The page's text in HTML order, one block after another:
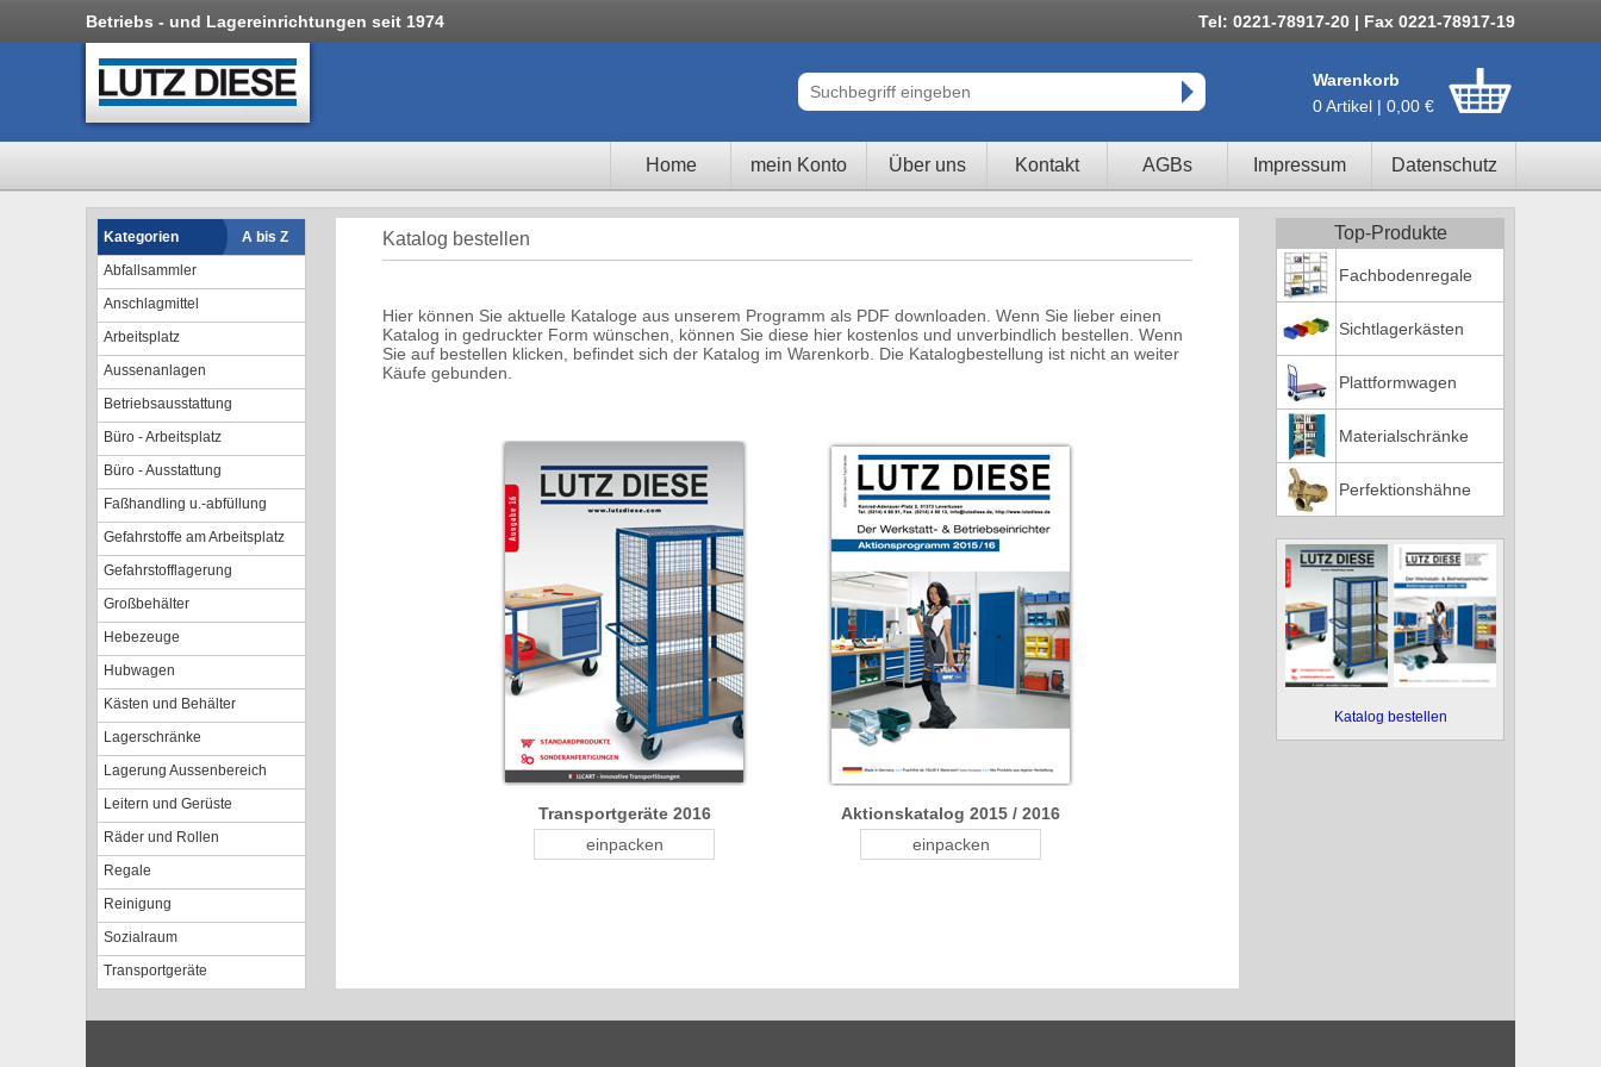
Betriebs - und Lagereinrichtungen seit 1974 Tel: 0221-78917-20 | Fax 0221-78917-19
Warenkorb
0 Artikel | 0,00 €
Home mein Konto Über uns Kontakt AGBs Impressum Datenschutz
Kategorien
A bis Z
Abfallsammler
Anschlagmittel
Arbeitsplatz
Aussenanlagen
Betriebsausstattung
Büro - Arbeitsplatz
Büro - Ausstattung
Faßhandling u.-abfüllung
Gefahrstoffe am Arbeitsplatz
Gefahrstofflagerung
Großbehälter
Hebezeuge
Hubwagen
Kästen und Behälter
Lagerschränke
Lagerung Aussenbereich
Leitern und Gerüste
Räder und Rollen
Regale
Reinigung
Sozialraum
Transportgeräte
Katalog bestellen
Hier können Sie aktuelle Kataloge aus unserem Programm als PDF downloaden. Wenn Sie lieber einen
Katalog in gedruckter Form wünschen, können Sie diese hier kostenlos und unverbindlich bestellen. Wenn
Sie auf bestellen klicken, befindet sich der Katalog im Warenkorb. Die Katalogbestellung ist nicht an weiter
Käufe gebunden.
Transportgeräte 2016
Aktionskatalog 2015 / 2016
einpacken
einpacken
Top-Produkte
Fachbodenregale
Sichtlagerkästen
Plattformwagen
Materialschränke
Perfektionshähne
Katalog bestellen